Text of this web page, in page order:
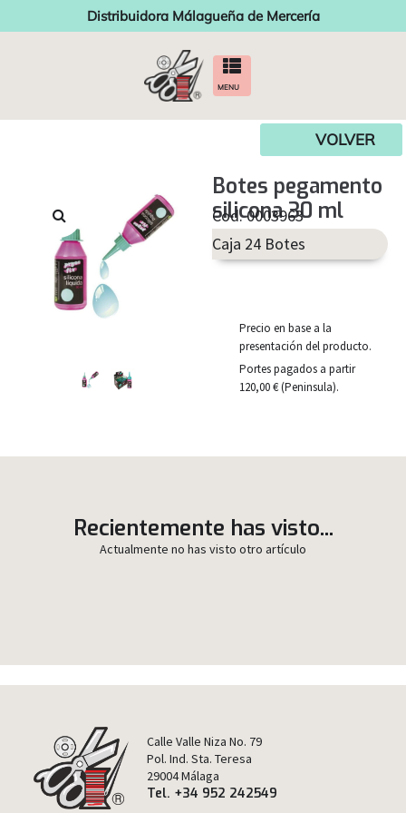
Distribuidora Málagueña de Mercería
MENU
VOLVER
Botes pegamento
silicona 30 ml
Cod. 0003963
Caja 24 Botes
Precio en base a la
presentación del producto.
Portes pagados a partir
120,00 € (Peninsula).
Recientemente has visto...
Actualmente no has visto otro artículo
Calle Valle Niza No. 79
Pol. Ind. Sta. Teresa
29004 Málaga
Tel. +34 952 242549